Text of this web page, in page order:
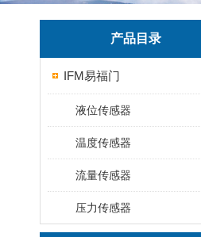
产品目录
IFM易福门
液位传感器
温度传感器
流量传感器
压力传感器